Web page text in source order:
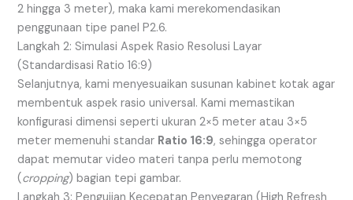
2 hingga 3 meter), maka kami merekomendasikan
penggunaan tipe panel P2.6.
Langkah 2: Simulasi Aspek Rasio Resolusi Layar
(Standardisasi Ratio 16:9)
Selanjutnya, kami menyesuaikan susunan kabinet kotak agar
membentuk aspek rasio universal. Kami memastikan
konfigurasi dimensi seperti ukuran 2×5 meter atau 3×5
meter memenuhi standar Ratio 16:9, sehingga operator
dapat memutar video materi tanpa perlu memotong
(cropping) bagian tepi gambar.